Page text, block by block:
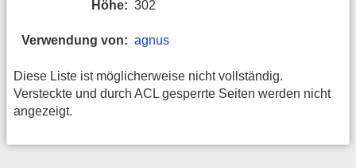
Höhe: 302
Verwendung von: agnus
Diese Liste ist möglicherweise nicht vollständig.
Versteckte und durch ACL gesperrte Seiten werden nicht
angezeigt.